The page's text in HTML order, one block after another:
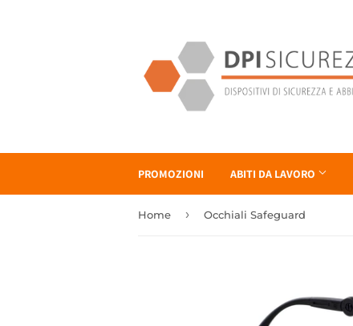
PROMOZIONI ABITI DA LAVORO
Home › Occhiali Safeguard